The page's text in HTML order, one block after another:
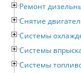
Ремонт
Снятие
Системы
Системы
Системы